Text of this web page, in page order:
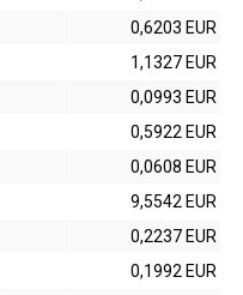
0,6203 EUR
1,1327 EUR
0,0993 EUR
0,5922 EUR
0,0608 EUR
9,5542 EUR
0,2237 EUR
0,1992 EUR